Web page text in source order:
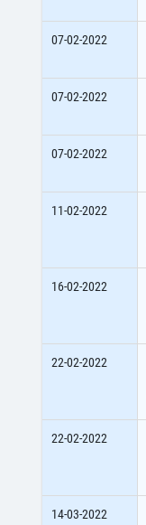
07-02-2022
07-02-2022
07-02-2022
11-02-2022
16-02-2022
22-02-2022
22-02-2022
14-03-2022